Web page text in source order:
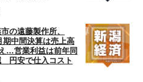
市の遠藤製作所、
期中間決算は売上高
…営業利益は前年同
円安で仕入コスト